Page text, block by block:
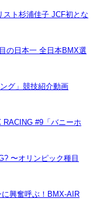
スト杉浦佳子 JCF初とな
の日本一 全日本BMX選
グ」競技紹介動画
RACING #9「バニーホ
〜オリンピック種目
興奮呼ぶ！BMX-AIR